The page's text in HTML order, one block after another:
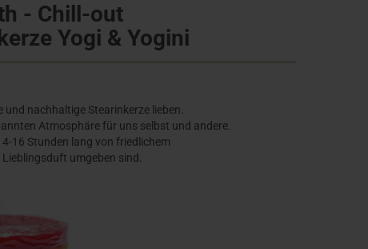
- Chill-out
Yogi & Yogini
nachhaltige Stearinkerze lieben.
Atmosphäre für uns selbst und andere.
16 Stunden lang von friedlichem
umgeben sind.